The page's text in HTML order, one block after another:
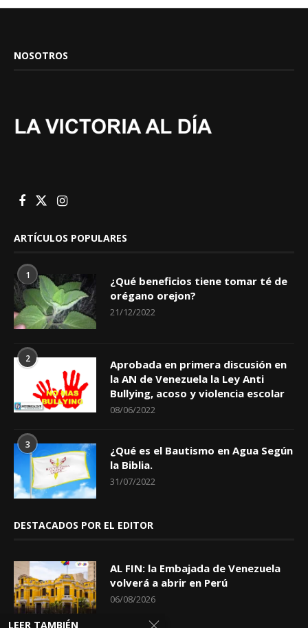
NOSOTROS
ARTÍCULOS POPULARES
1
¿Qué beneficios tiene tomar té de
orégano orejon?
21/12/2022
2
Aprobada en primera discusión en
la AN de Venezuela la Ley Anti
Bullying, acoso y violencia escolar
08/06/2022
3
¿Qué es el Bautismo en Agua Según
la Biblia.
31/07/2022
DESTACADOS POR EL EDITOR
AL FIN: la Embajada de Venezuela
volverá a abrir en Perú
06/08/2026
LEER TAMBIÉN